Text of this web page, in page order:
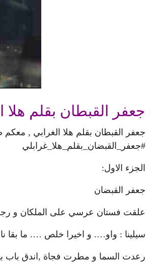
جعفر القبطان بقلم هلا
جعفر القبطان بقلم هلا الغرابي ,
#جعفر_القبضان_بقلم_هلا_غرابلي
الجزء الاول:
جعفر القبضان
علقت فستان عرسي على الملكان و
سيلينا : واو…. و اخيرا خلص …. ما بقا
رعدت السما و مطرت فجاة ,اندق باب بيتي